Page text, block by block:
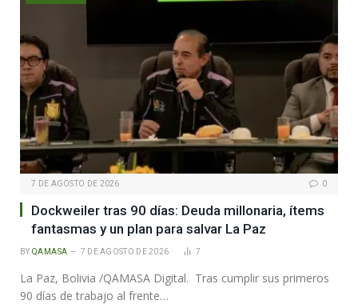
7 DE AGOSTO DE 2026 0
Dockweiler tras 90 días: Deuda millonaria, ítems
fantasmas y un plan para salvar La Paz
BY QAMASA 7 DE AGOSTO DE 2026 7
La Paz, Bolivia /QAMASA Digital. Tras cumplir sus primeros
90 días de trabajo al frente…